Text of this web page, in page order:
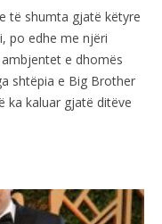
të shumta gjatë këtyre
po edhe me njëri
e dhomës
shtëpia e Big Brother
ka kaluar gjatë ditëve